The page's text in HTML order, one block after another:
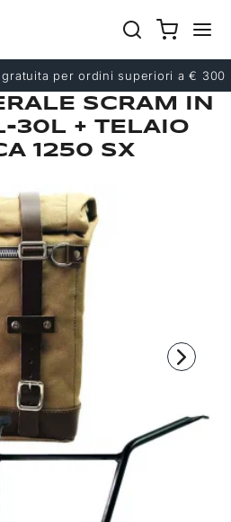
per ordini superiori a € 300
Precedente
Successivo
SCRAM IN
30L + TELAIO
1250 SX